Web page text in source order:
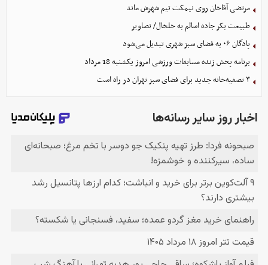
مرتضی آقاخان روی نیمکت تیم شهرش ماند
طبیعت بکر جاده اسالم به خلخال/ تصاویر
پادگان ۰۶ به فضای سبز شهری تبدیل می‌شود
برنامه پخش زنده مسابقات ورزشی امروز یکشنبه 18 مرداد
۳ تصفیه‌خانه جدید برای فضای سبز تهران در راه است